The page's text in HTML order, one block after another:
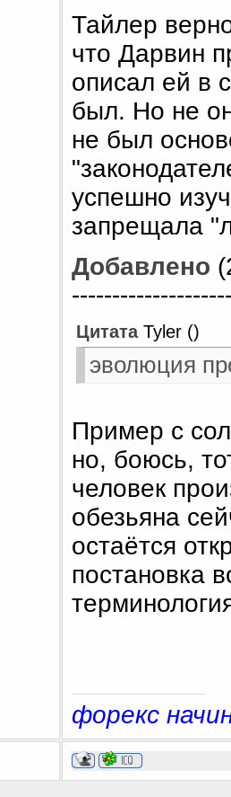
Тайлер
что Дарвин
описал ей в
был. Но не
не был
успешно
запрещала
Добавлено
Цитата Tyler ()
эволюция
Пример с
но, боюсь,
человек
обезьяна
остаётся
постановка
форекс